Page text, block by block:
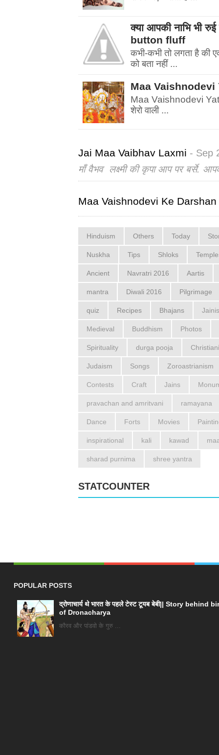
क्या आपकी नाभि भी
button fluff
कभी-कभी तो लगता है की
को बता नहीं ...
Maa Vaishnodevi
Maa Vaishnodevi
शेरो वाली ...
Jai Maa Vaibhav Laxmi - Sep
माँ वैभव लक्ष्मी की कृपा आप पर बर्से.
Maa Vaishnodevi Ke Darshan
Hinduism Others Today
Nuskha Tips Shloks
Ancient Navratri 2016 Aartis
mantra Diwali 2016 Pilgrimage
quiz Recipes Bhajans
Medieval Buddhism Photos
Spirituality durga pooja
Judaism Songs Zoroastrianism
Contests Craft Jains
pravachan and amritvani ramayana
Dance Forts Movies
inspirational kali kawad
sharad purnima shree yantra
STATCOUNTER
POPULAR POSTS
द्रोणाचार्य थे भारत के पहले टेस्ट टूयब बेबी|| Story behind
of Dronacharya
कौरव और पांडवो के गुरु ...